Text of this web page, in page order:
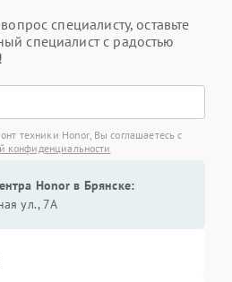
специалисту, оставьте
специалист с радостью
техники Honor, Вы соглашаетесь с
конфиденциальности
Honor в Брянске:
ул., 7А